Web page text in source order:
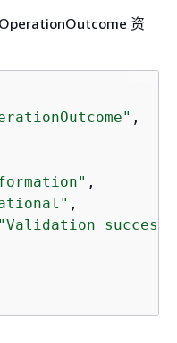
资
,
,
,
"Validation